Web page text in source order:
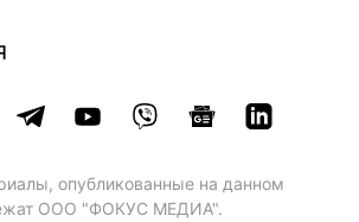
опубликованные на данном
ООО "ФОКУС МЕДИА".